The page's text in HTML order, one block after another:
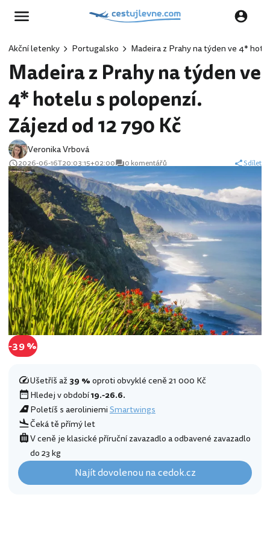
Akční letenky Portugalsko Madeira z Prahy na týden ve 4*
Madeira z Prahy na týden ve
4* hotelu s polopenzí.
Zájezd od 12 790 Kč
Veronika Vrbová
2026-06-16T20:03:15+02:00 0 komentářů Sdílet
-39 %
Ušetříš až39 %oproti obvyklé ceně 21 000 Kč
Hledej v období19.-26.6.
Poletíš s aeroliniemiSmartwings
Čeká tě přímý let
V ceně je klasické příruční zavazadlo a odbavené zavazadlo
do 23 kg
Najít dovolenou na cedok.cz